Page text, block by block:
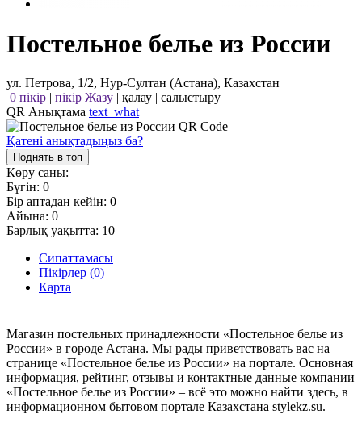
Постельное белье из России
ул. Петрова, 1/2, Нур-Султан (Астана), Казахстан
0 пікір | пікір Жазу | қалау | салыстыру
QR Анықтама text_what
Қатені анықтадыңыз ба?
Поднять в топ
Көру саны:
Бүгін: 0
Бір аптадан кейін: 0
Айына: 0
Барлық уақытта: 10
Сипаттамасы
Пікірлер (0)
Карта
Магазин постельных принадлежности «Постельное белье из
России» в городе Астана. Мы рады приветствовать вас на
странице «Постельное белье из России» на портале. Основная
информация, рейтинг, отзывы и контактные данные компании
«Постельное белье из России» – всё это можно найти здесь, в
информационном бытовом портале Казахстана stylekz.su.